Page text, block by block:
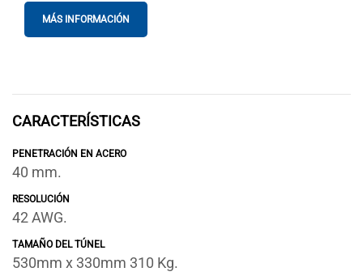
MÁS INFORMACIÓN
CARACTERÍSTICAS
PENETRACIÓN EN ACERO
40 mm.
RESOLUCIÓN
42 AWG.
TAMAÑO DEL TÚNEL
530mm x 330mm 310 Kg.